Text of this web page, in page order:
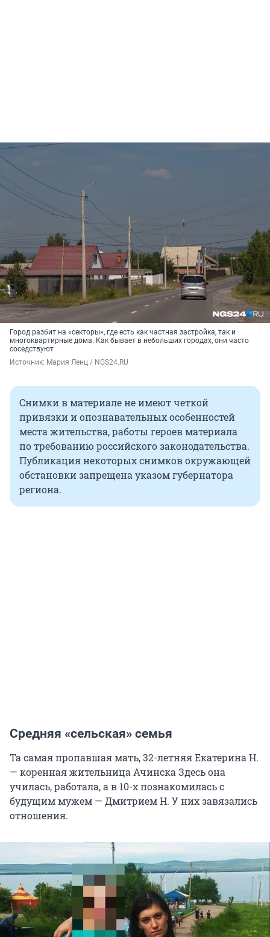
Город разбит на «секторы», где есть как частная застройка, так и
многоквартирные дома. Как бывает в небольших городах, они часто
соседствуют
Источник: Мария Ленц / NGS24.RU
Снимки в материале не имеют четкой
привязки и опознавательных особенностей
места жительства, работы героев материала
по требованию российского законодательства.
Публикация некоторых снимков окружающей
обстановки запрещена указом губернатора
региона.
Средняя «сельская» семья
Та самая пропавшая мать, 32-летняя Екатерина Н.
— коренная жительница Ачинска Здесь она
училась, работала, а в 10-х познакомилась с
будущим мужем — Дмитрием Н. У них завязались
отношения.